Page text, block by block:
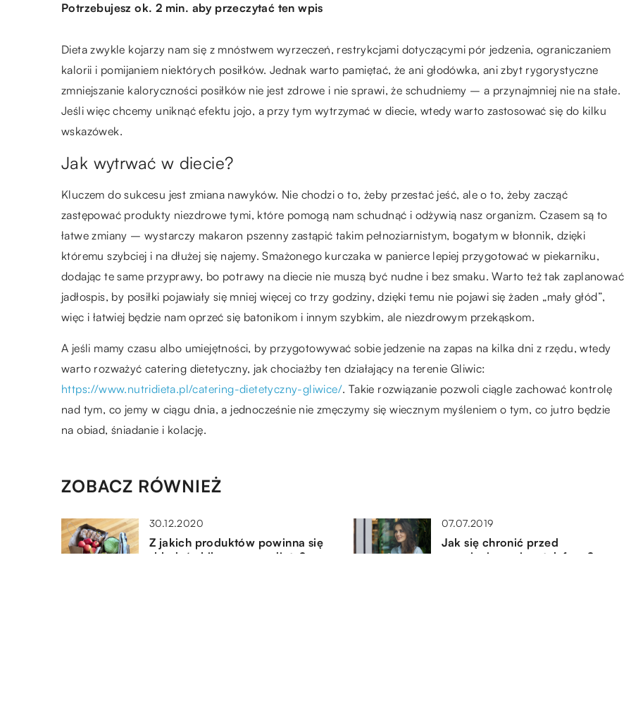
Potrzebujesz ok. 2 min. aby przeczytać ten wpis
Dieta zwykle kojarzy nam się z mnóstwem wyrzeczeń, restrykcjami dotyczącymi pór jedzenia, ograniczaniem
kalorii i pomijaniem niektórych posiłków. Jednak warto pamiętać, że ani głodówka, ani zbyt rygorystyczne
zmniejszanie kaloryczności posiłków nie jest zdrowe i nie sprawi, że schudniemy – a przynajmniej nie na stałe.
Jeśli więc chcemy uniknąć efektu jojo, a przy tym wytrzymać w diecie, wtedy warto zastosować się do kilku
wskazówek.
Jak wytrwać w diecie?
Kluczem do sukcesu jest zmiana nawyków. Nie chodzi o to, żeby przestać jeść, ale o to, żeby zacząć
zastępować produkty niezdrowe tymi, które pomogą nam schudnąć i odżywią nasz organizm. Czasem są to
łatwe zmiany – wystarczy makaron pszenny zastąpić takim pełnoziarnistym, bogatym w błonnik, dzięki
któremu szybciej i na dłużej się najemy. Smażonego kurczaka w panierce lepiej przygotować w piekarniku,
dodając te same przyprawy, bo potrawy na diecie nie muszą być nudne i bez smaku. Warto też tak zaplanować
jadłospis, by posiłki pojawiały się mniej więcej co trzy godziny, dzięki temu nie pojawi się żaden „mały głód”,
więc i łatwiej będzie nam oprzeć się batonikom i innym szybkim, ale niezdrowym przekąskom.
A jeśli mamy czasu albo umiejętności, by przygotowywać sobie jedzenie na zapas na kilka dni z rzędu, wtedy
warto rozważyć catering dietetyczny, jak chociażby ten działający na terenie Gliwic:
https://www.nutridieta.pl/catering-dietetyczny-gliwice/. Takie rozwiązanie pozwoli ciągle zachować kontrolę
nad tym, co jemy w ciągu dnia, a jednocześnie nie zmęczymy się wiecznym myśleniem o tym, co jutro będzie
na obiad, śniadanie i kolację.
ZOBACZ RÓWNIEŻ
30.12.2020
Z jakich produktów powinna się
składać zbilansowana dieta?
07.07.2019
Jak się chronić przed
promieniowaniem telefonu?